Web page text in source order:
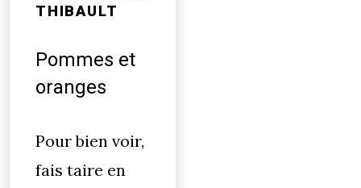
THIBAULT
Pommes et
oranges
Pour bien voir,
fais taire en